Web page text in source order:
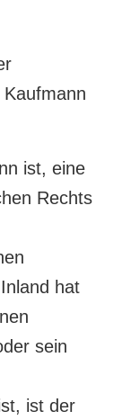
ist, eine
Rechts
hat
sein
ist der